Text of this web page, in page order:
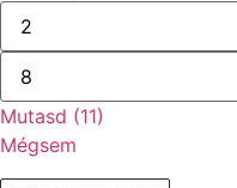
Mutasd (11)
Mégsem